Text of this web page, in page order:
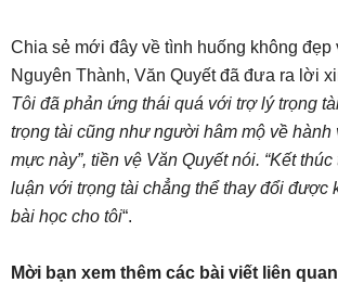
Chia sẻ mới đây về tình huống không
Nguyên Thành, Văn Quyết đã đưa ra lời
Tôi đã phản ứng thái quá với trợ lý trọng
trọng tài cũng như người hâm mộ về hành
mực này”, tiền vệ Văn Quyết nói. “Kết
luận với trọng tài chẳng thể thay đổi được
bài học cho tôi“.
Mời bạn xem thêm các bài viết liên